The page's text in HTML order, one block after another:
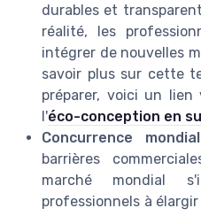
durables et
réalité, les
intégrer de nouvelles
savoir plus sur cette
préparer, voici un
l'éco-conception en
Concurrence
barrières
marché mondial
professionnels à